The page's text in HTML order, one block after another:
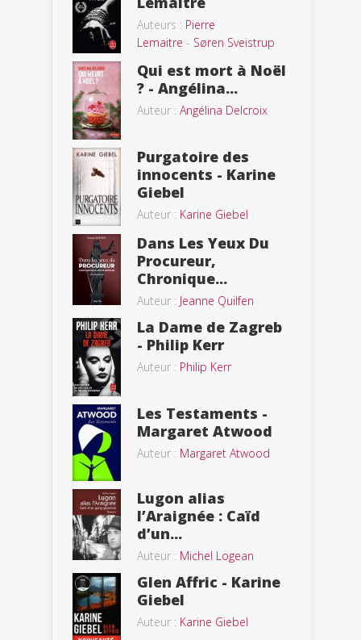
Auteurs : Pierre
Lemaitre - Søren Sveistrup
Qui est mort à Noël
? - Angélina...
Auteur : Angélina Delcroix
Purgatoire des
innocents - Karine
Giebel
Auteur : Karine Giebel
Dans Les Yeux Du
Procureur,
Chronique...
Auteur : Jeanne Quilfen
La Dame de Zagreb
- Philip Kerr
Auteur : Philip Kerr
Les Testaments -
Margaret Atwood
Auteur : Margaret Atwood
Lugon alias
l’Araignée : Caïd
d’un...
Auteur : Michel Logean
Glen Affric - Karine
Giebel
Auteur : Karine Giebel